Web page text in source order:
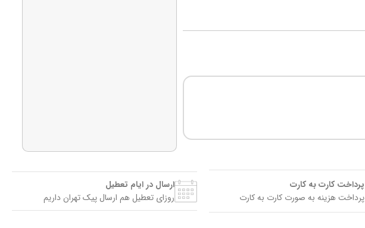
پرداخت کارت به کارت
پرداخت هزینه به صورت کارت به کارت
ارسال در ایام تعطیل
روزای تعطیل هم ارسال پیک تهران داریم